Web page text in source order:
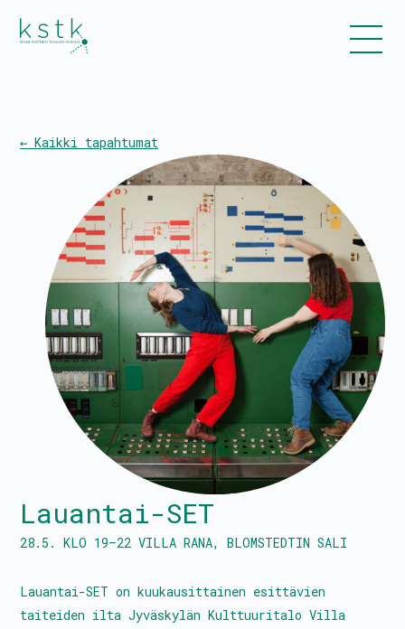
Kalenteri
Ohjelmisto
Liput
Uutiset
Esitykset ja työpajat
Tanssiinkutsu-yleisötyökonsepti
Tanssitaiteilijat
← Kaikki tapahtumat
Lauantai-SET
28.5. KLO 19–22 VILLA RANA, BLOMSTEDTIN SALI
Lauantai-SET on kuukausittainen esittävien
taiteiden ilta Jyväskylän Kulttuuritalo Villa